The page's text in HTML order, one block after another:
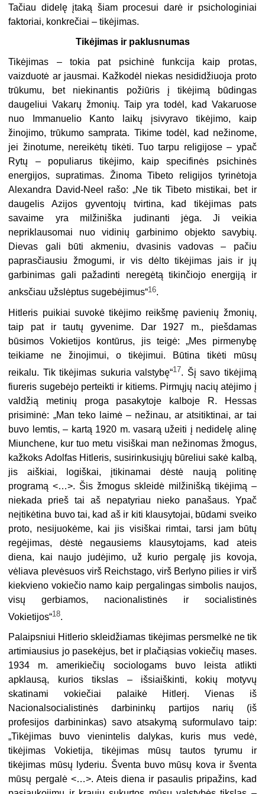
Tačiau didelę įtaką šiam procesui darė ir psichologiniai
faktoriai, konkrečiai – tikėjimas.
Tikėjimas ir paklusnumas
Tikėjimas – tokia pat psichinė funkcija kaip protas,
vaizduotė ar jausmai. Kažkodėl niekas nesididžiuoja proto
trūkumu, bet niekinantis požiūris į tikėjimą būdingas
daugeliui Vakarų žmonių. Taip yra todėl, kad Vakaruose
nuo Immanuelio Kanto laikų įsivyravo tikėjimo, kaip
žinojimo, trūkumo samprata. Tikime todėl, kad nežinome,
jei žinotume, nereikėtų tikėti. Tuo tarpu religijose – ypač
Rytų – populiarus tikėjimo, kaip specifinės psichinės
energijos, supratimas. Žinoma Tibeto religijos tyrinėtoja
Alexandra David-Neel rašo: „Ne tik Tibeto mistikai, bet ir
daugelis Azijos gyventojų tvirtina, kad tikėjimas pats
savaime yra milžiniška judinanti jėga. Ji veikia
nepriklausomai nuo vidinių garbinimo objekto savybių.
Dievas gali būti akmeniu, dvasinis vadovas – pačiu
paprasčiausiu žmogumi, ir vis dėlto tikėjimas jais ir jų
garbinimas gali pažadinti neregėtą tikinčiojo energiją ir
anksčiau užslėptus sugebėjimus“16.
Hitleris puikiai suvokė tikėjimo reikšmę pavienių žmonių,
taip pat ir tautų gyvenime. Dar 1927 m., piešdamas
būsimos Vokietijos kontūrus, jis teigė: „Mes pirmenybę
teikiame ne žinojimui, o tikėjimui. Būtina tikėti mūsų
reikalu. Tik tikėjimas sukuria valstybę“17. Šį savo tikėjimą
fiureris sugebėjo perteikti ir kitiems. Pirmųjų nacių atėjimo į
valdžią metinių proga pasakytoje kalboje R. Hessas
prisiminė: „Man teko laimė – nežinau, ar atsitiktinai, ar tai
buvo lemtis, – kartą 1920 m. vasarą užeiti į nedidelę alinę
Miunchene, kur tuo metu visiškai man nežinomas žmogus,
kažkoks Adolfas Hitleris, susirinkusiųjų būreliui sakė kalbą,
jis aiškiai, logiškai, įtikinamai dėstė naują politinę
programą <…>. Šis žmogus skleidė milžinišką tikėjimą –
niekada prieš tai aš nepatyriau nieko panašaus. Ypač
neįtikėtina buvo tai, kad aš ir kiti klausytojai, būdami sveiko
proto, nesijuokėme, kai jis visiškai rimtai, tarsi jam būtų
regėjimas, dėstė negausiems klausytojams, kad ateis
diena, kai naujo judėjimo, už kurio pergalę jis kovoja,
vėliava plevėsuos virš Reichstago, virš Berlyno pilies ir virš
kiekvieno vokiečio namo kaip pergalingas simbolis naujos,
visų gerbiamos, nacionalistinės ir socialistinės
Vokietijos“18.
Palaipsniui Hitlerio skleidžiamas tikėjimas persmelkė ne tik
artimiausius jo pasekėjus, bet ir plačiąsias vokiečių mases.
1934 m. amerikiečių sociologams buvo leista atlikti
apklausą, kurios tikslas – išsiaiškinti, kokių motyvų
skatinami vokiečiai palaikė Hitlerį. Vienas iš
Nacionalsocialistinės darbininkų partijos narių (iš
profesijos darbininkas) savo atsakymą suformulavo taip:
„Tikėjimas buvo vienintelis dalykas, kuris mus vedė,
tikėjimas Vokietija, tikėjimas mūsų tautos tyrumu ir
tikėjimas mūsų lyderiu. Šventa buvo mūsų kova ir šventa
mūsų pergalė <…>. Ateis diena ir pasaulis pripažins, kad